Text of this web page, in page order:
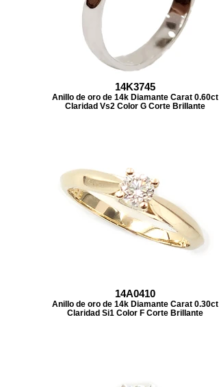
14K3745
Anillo de oro de 14k Diamante Carat 0.60ct
Claridad Vs2 Color G Corte Brillante
14A0410
Anillo de oro de 14k Diamante Carat 0.30ct
Claridad Si1 Color F Corte Brillante